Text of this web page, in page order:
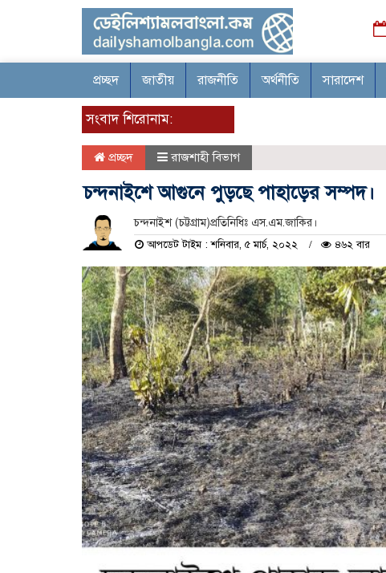
প্রচ্ছদ জাতীয় রাজনীতি অর্থনীতি সারাদেশ
সংবাদ শিরোনাম:
প্রচ্ছদ রাজশাহী বিভাগ
চন্দনাইশে আগুনে পুড়ছে পাহাড়ের সম্পদ।
চন্দনাইশ (চট্টগ্রাম)প্রতিনিধিঃ এস.এম.জাকির।
আপডেট টাইম : শনিবার, ৫ মার্চ, ২০২২ ৪৬২ বার